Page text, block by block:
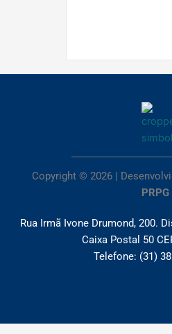
Copyright © 2026 |
PRPG
Rua Irmã Ivone Drumond, 200.
Caixa Postal 50
Telefone: (31)